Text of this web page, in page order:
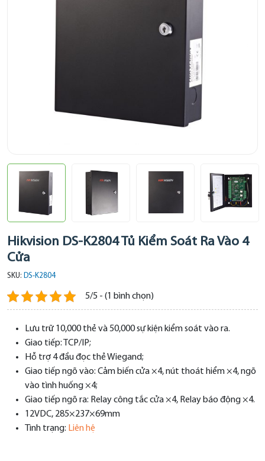
Hikvision DS-K2804 Tủ Kiểm Soát Ra Vào 4
Cửa
SKU: DS-K2804
5/5 - (1 bình chọn)
Lưu trữ 10,000 thẻ và 50,000 sự kiện kiểm soát vào ra.
Giao tiếp: TCP/IP;
Hỗ trợ 4 đầu đọc thẻ Wiegand;
Giao tiếp ngõ vào: Cảm biến cửa ×4, nút thoát hiểm ×4, ngõ
vào tình huống ×4;
Giao tiếp ngõ ra: Relay công tắc cửa ×4, Relay báo động ×4.
12VDC, 285×237×69mm
Tình trạng: Liên hệ